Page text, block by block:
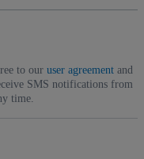
to our user agreementand
SMS notifications from
time.